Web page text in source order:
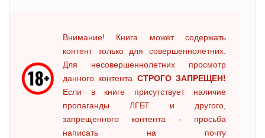
Внимание! Книга может содержать
контент только для совершеннолетних.
Для несовершеннолетних просмотр
данного контента СТРОГО ЗАПРЕЩЕН!
Если в книге присутствует наличие
пропаганды ЛГБТ и другого,
запрещенного контента - просьба
написать на почту